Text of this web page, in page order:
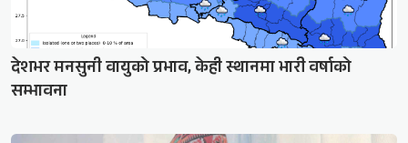
देशभर मनसुनी वायुको प्रभाव, केही स्थानमा भारी वर्षाको
सम्भावना